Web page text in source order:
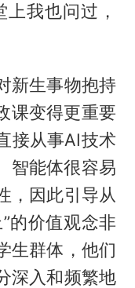
我也问过，
新生事物抱持
课变得更重要
接从事AI技术
智能体很容易
，因此引导从
的价值观念非
生群体，他们
深入和频繁地